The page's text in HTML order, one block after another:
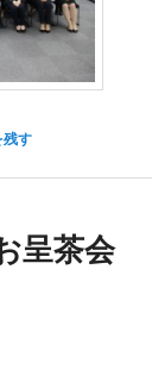
残す
呈茶会